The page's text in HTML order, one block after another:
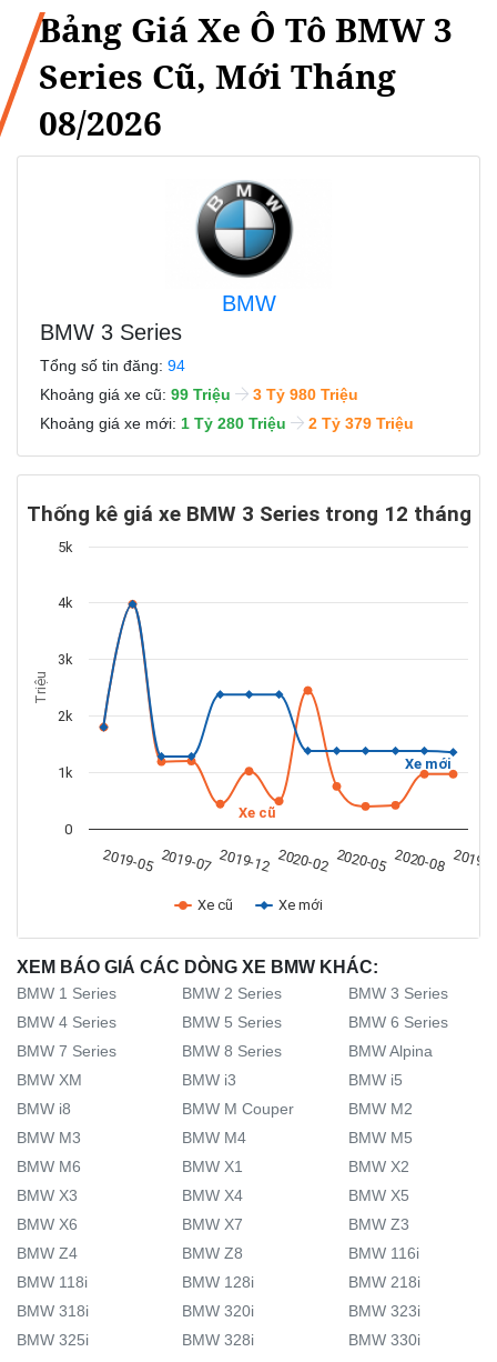
Bảng Giá Xe Ô Tô BMW 3
Series Cũ, Mới Tháng
08/2026
BMW
BMW 3 Series
Tổng số tin đăng: 94
Khoảng giá xe cũ: 99 Triệu
3 Tỷ 980 Triệu
Khoảng giá xe mới: 1 Tỷ 280 Triệu 2 Tỷ 379 Triệu
Triệu
Xe cũ
Xe mới
Thống kê giá xe BMW 3 Series trong 12 tháng
Xe cũ Xe mới
2019-05 2020-02 2019-
2019-07 2019-12 2020-05 2020-08
0
1k
2k
3k
4k
5k
XEM BÁO GIÁ CÁC DÒNG XE BMW KHÁC:
BMW 1 Series BMW 2 Series
BMW 3 Series
BMW 4 Series
BMW 5 Series
BMW 6 Series
BMW 7 Series
BMW 8 Series
BMW Alpina
BMW XM
BMW i3
BMW i5
BMW i8
BMW M Couper
BMW M2
BMW M3
BMW M4
BMW M5
BMW M6
BMW X1
BMW X2
BMW X3
BMW X4
BMW X5
BMW X6
BMW X7
BMW Z3
BMW Z4
BMW Z8
BMW 116i
BMW 118i
BMW 128i
BMW 218i
BMW 318i
BMW 320i
BMW 323i
BMW 325i
BMW 328i
BMW 330i